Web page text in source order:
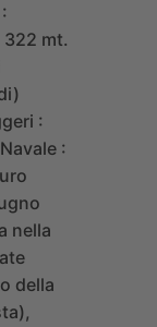
322 mt.
:
:
nella
della